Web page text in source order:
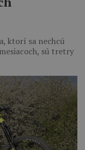
ktorí sa nechcú
sú tretry